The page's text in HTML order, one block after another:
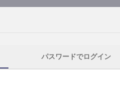
パスワードでログイン
ｺｯｶﾗSaaS